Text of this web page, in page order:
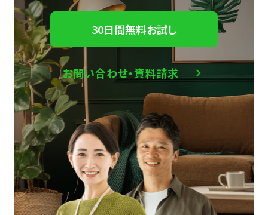
30日間無料お試し
お問い合わせ・資料請求